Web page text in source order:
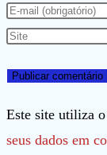
seu
nome
nome
de
usuário
Digite
seu
de
e-
mail
Digite
URL
do
seu
Este site utiliza
seus dados em